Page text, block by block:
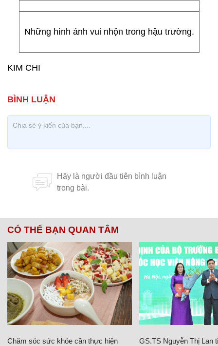
Những hình ảnh vui nhộn trong hậu trường.
KIM CHI
CÓ THỂ BẠN QUAN TÂM
Chăm sóc sức khỏe cần thực hiện
GS.TS Nguyễn Thị Lan